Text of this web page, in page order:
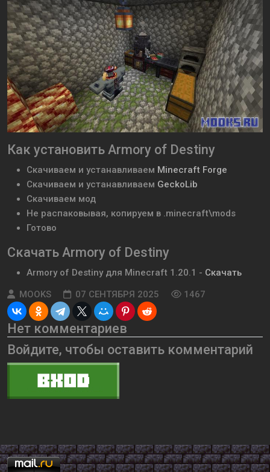
Как установить Armory of Destiny
Скачиваем и устанавливаем Minecraft Forge
Скачиваем и устанавливаем GeckoLib
Скачиваем мод
Не распаковывая, копируем в .minecraft\mods
Готово
Скачать Armory of Destiny
Armory of Destiny для Minecraft 1.20.1 - Скачать
MOOKS
07 СЕНТЯБРЯ 2025 1467
Нет комментариев
Войдите, чтобы оставить комментарий